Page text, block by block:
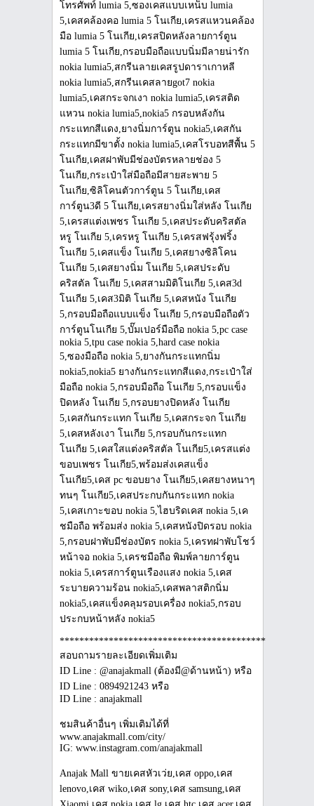
สอบถามรายละเอียดเพิ่มเติม
ID Line : @anajakmall (ต้องมี@ด้านหน้า) หรือ
ID Line : 0894921243 หรือ
ID Line : anajakmall
ชมสินค้าอื่นๆ เพิ่มเติมได้ที่
www.anajakmall.com/city/
IG: www.instagram.com/anajakmall
Anajak Mall ขายเคสหัวเว่ย,เคส oppo,เคส
lenovo,เคส wiko,เคส sony,เคส samsung,เคส